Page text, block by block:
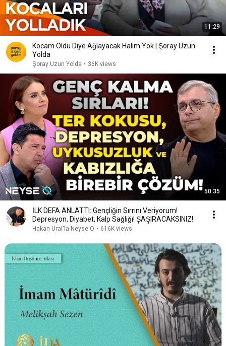
11:29
Kocam Öldü Diye Ağlayacak Halim Yok | Şoray Uzun
Yolda
Şoray Uzun Yolda • 36K views
50:35
İLK DEFA ANLATTI: Gençliğin Sırrını Veriyorum!
Depresyon, Diyabet, Kalp Sağlığı! ŞAŞIRACAKSINIZ!
Hakan Ural'la Neyse O • 616K views